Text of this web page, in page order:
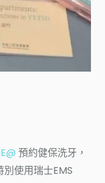
預約健保洗牙，
使用瑞士EMS